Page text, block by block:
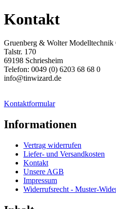
Kontakt
Gruenberg & Wolter Modelltechnik
Talstr. 170
69198 Schriesheim
Telefon: 0049 (0) 6203 68 68 0
info@tinwizard.de
Kontaktformular
Informationen
Vertrag widerrufen
Liefer- und Versandkosten
Kontakt
Unsere AGB
Impressum
Widerrufsrecht - Muster-